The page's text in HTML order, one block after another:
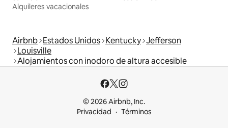
Alquileres vacacionales
Airbnb Estados Unidos Kentucky Jefferson
Louisville
Alojamientos con inodoro de altura accesible
© 2026 Airbnb, Inc.
Privacidad
Términos